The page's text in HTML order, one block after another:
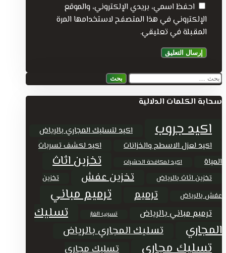
احفظ اسمي، بريدي الإلكتروني، والموقع
الإلكتروني في هذا المتصفح لاستخدامها المرة
المقبلة في تعليقي.
البحث
سحابة الكلمات الدلالية
اكيد جروب اكيد لتسليك المجاري بالرياض
اكيد لعزل الاسطح والخزانات
اكيد لكشف تسربات
المياة
اكيد لمكافحة الحشرات تخزين اثاث
تخزين اثاث بالرياض تخزين عفش
تخزين
عفش بالرياض
ترميم ترميم مباني
ترميم مباني بالرياض تسريب الغاز
تسليك
المجاري
تسليك المجاري بالرياض
تسليك مجاري
تسليك مجاري